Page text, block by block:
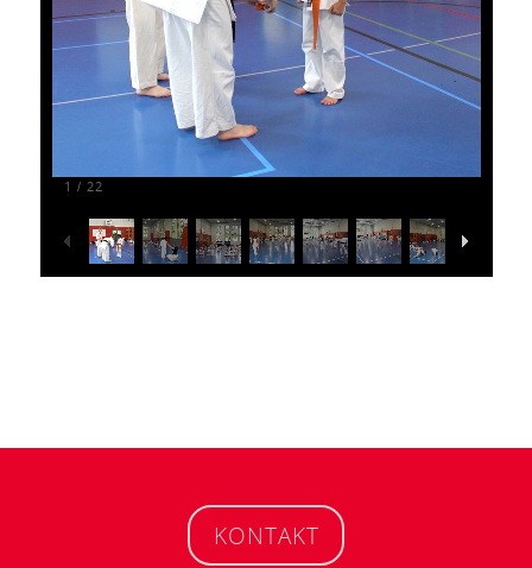
1 / 22
KONTAKT